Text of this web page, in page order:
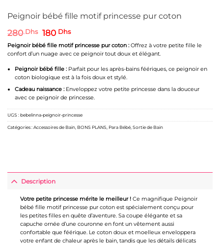
Peignoir bébé fille motif princesse pur coton
280Dhs Le
prix
initial
était :
280 Dhs.
180 DhsLe
prix
actuel
est :
180 Dhs.
Peignoir bébé fille motif princesse pur coton : Offrez à votre petite fille le
confort d’un nuage avec ce peignoir tout doux et élégant.
Peignoir bébé fille :Parfait pour les après-bains féériques, ce peignoir en
coton biologique est à la fois doux et stylé.
Cadeau naissance :Enveloppez votre petite princesse dans la douceur
avec ce peignoir de princesse.
UGS :bebelinna-peignoir-princesse
Catégories :Accessoires de Bain, BONS PLANS, Para Bébé,Sortie de Bain
Description
Votre petite princesse mérite le meilleur !Ce magnifique Peignoir
bébé fille motif princesse pur coton est spécialement conçu pour
les petites filles en quête d’aventure. Sa coupe élégante et sa
capuche ornée d’une couronne en font un vêtement aussi
confortable que féérique. Le coton doux et moelleux enveloppera
votre enfant de chaleur après le bain, tandis que les détails délicats